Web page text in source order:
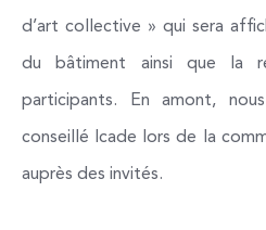
d’art collective » qui sera
du bâtiment ainsi que la
participants. En amont,
conseillé Icade lors de la
auprès des invités.